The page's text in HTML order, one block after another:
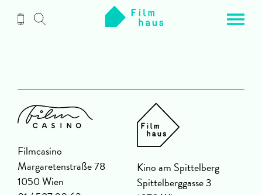
Inhalt
Filmcasino
Margaretenstraße 78
1050 Wien
Kino am Spittelberg
Spittelberggasse 3